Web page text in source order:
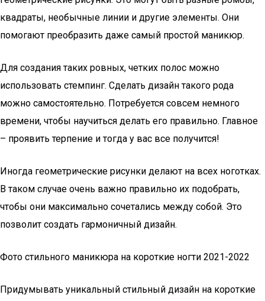
квадраты, необычные линии и другие элементы. Они
помогают преобразить даже самый простой маникюр.
Для создания таких ровных, четких полос можно
использовать стемпинг. Сделать дизайн такого рода
можно самостоятельно. Потребуется совсем немного
времени, чтобы научиться делать его правильно. Главное
– проявить терпение и тогда у вас все получится!
Иногда геометрические рисунки делают на всех ноготках.
В таком случае очень важно правильно их подобрать,
чтобы они максимально сочетались между собой. Это
позволит создать гармоничный дизайн.
Фото стильного маникюра на короткие ногти 2021-2022
Придумывать уникальный стильный дизайн на короткие